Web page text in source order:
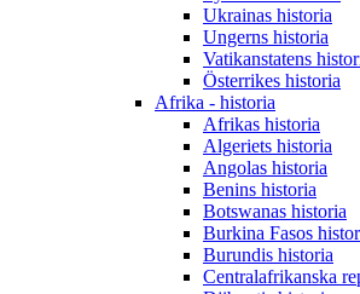
Ukrainas historia
Ungerns historia
Vatikanstatens
Österrikes historia
Afrika - historia
Afrikas historia
Algeriets historia
Angolas historia
Benins historia
Botswanas historia
Burkina Fasos
Burundis historia
Centralafrikanska